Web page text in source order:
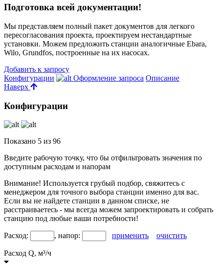
Подготовка всей документации!
Мы представляем полный пакет документов для легкого
пересогласования проекта, проектируем нестандартные
установки. Можем предложить станции аналогичные Ebara,
Wilo, Grundfos, построенные на их насосах.
Добавить к запросу
Конфигурации
Оформление запроса Описание
Наверх
Конфигурации
Показано 5 из 96
Введите рабочую точку, что бы отфильтровать значения по
доступным расходам и напорам
Внимание! Используется грубый подбор, свяжитесь с
менеджером для точного выбора станции именно для вас.
Если вы не найдете станции в данном списке, не
расстраиваетесь - мы всегда можем запроектировать и собрать
станцию под любые ваши потребности!
Расход: , напор: применить очистить
Расход Q, м³/ч